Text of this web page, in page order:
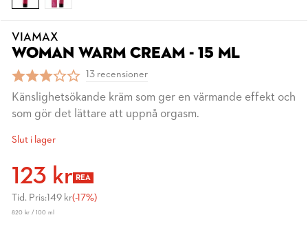
VIAMAX
WOMAN WARM CREAM - 15 ML
13 recensioner
Känslighetsökande kräm som ger en värmande effekt och
som gör det lättare att uppnå orgasm.
Slut i lager
123 kr REA
Tid. Pris:149 kr(-17%)
820 kr / 100 ml